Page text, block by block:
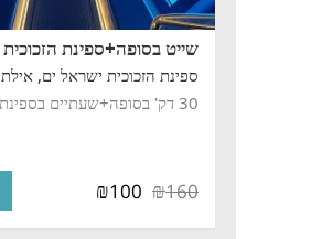
שייט בסופה+ספינת הזכוכית
ספינת הזכוכית ישראל ים, אילת
30 דק' בסופה+שעתיים בספינת זכוכית
₪160
₪100